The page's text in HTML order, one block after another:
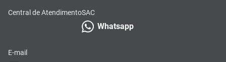
Central de AtendimentoSAC
Whatsapp
E-mail